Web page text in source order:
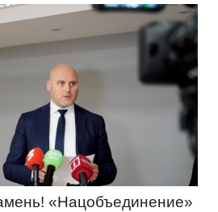
«Нацобъединение»